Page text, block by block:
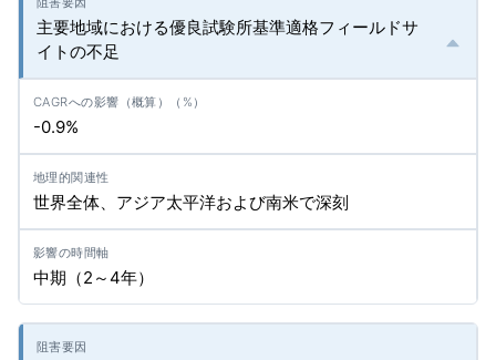
主要地域における優良試験所基準適格フィールドサ
イトの不足
-0.9%
世界全体、アジア太平洋および南米で深刻
中期（2～4年）